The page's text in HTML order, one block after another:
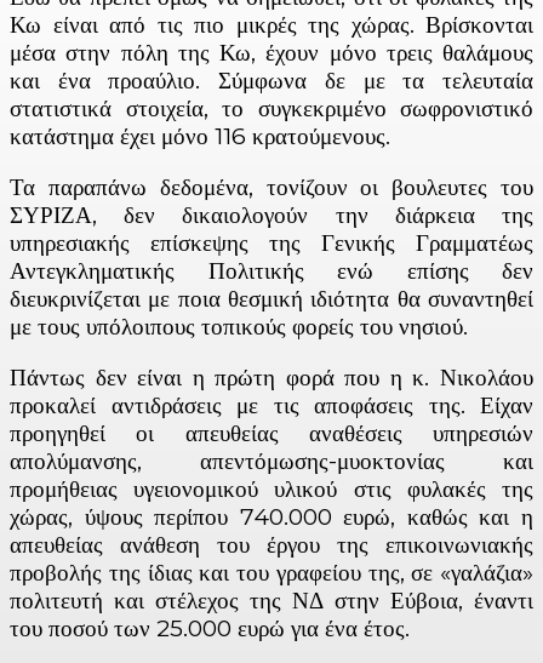
Κω είναι από τις πιο μικρές της χώρας. Βρίσκονται
μέσα στην πόλη της Κω, έχουν μόνο τρεις θαλάμους
και ένα προαύλιο. Σύμφωνα δε με τα τελευταία
στατιστικά στοιχεία, το συγκεκριμένο σωφρονιστικό
κατάστημα έχει μόνο 116 κρατούμενους.
Τα παραπάνω δεδομένα, τονίζουν οι βουλευτες του
ΣΥΡΙΖΑ, δεν δικαιολογούν την διάρκεια της
υπηρεσιακής επίσκεψης της Γενικής Γραμματέως
Αντεγκληματικής Πολιτικής ενώ επίσης δεν
διευκρινίζεται με ποια θεσμική ιδιότητα θα συναντηθεί
με τους υπόλοιπους τοπικούς φορείς του νησιού.
Πάντως δεν είναι η πρώτη φορά που η κ. Νικολάου
προκαλεί αντιδράσεις με τις αποφάσεις της. Είχαν
προηγηθεί οι απευθείας αναθέσεις υπηρεσιών
απολύμανσης, απεντόμωσης-μυοκτονίας και
προμήθειας υγειονομικού υλικού στις φυλακές της
χώρας, ύψους περίπου 740.000 ευρώ, καθώς και η
απευθείας ανάθεση του έργου της επικοινωνιακής
προβολής της ίδιας και του γραφείου της, σε «γαλάζια»
πολιτευτή και στέλεχος της ΝΔ στην Εύβοια, έναντι
του ποσού των 25.000 ευρώ για ένα έτος.